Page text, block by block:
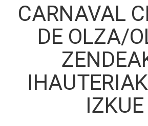
CARNAVAL
DE OLZA/
IZKUE